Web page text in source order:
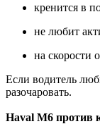
кренится в
не любит
на скорости
Если водитель
разочаровать.
Haval M6 против